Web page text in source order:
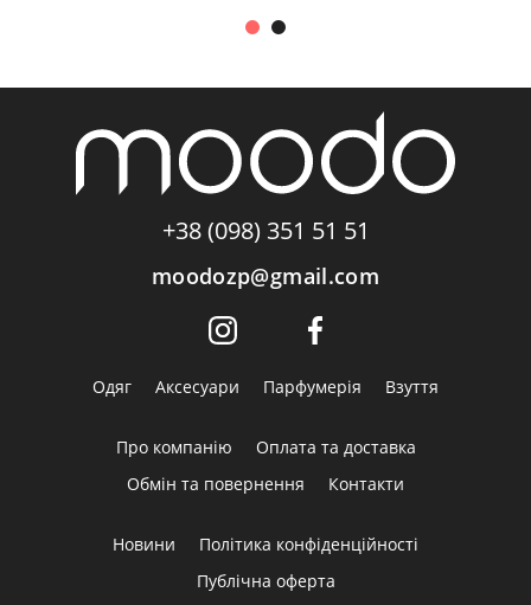
+38 (098) 351 51 51
moodozp@gmail.com
Одяг Аксесуари Парфумерія Взуття
Про компанію
Оплата та доставка
Обмін та повернення
Контакти
Новини
Політика конфіденційності
Публічна оферта